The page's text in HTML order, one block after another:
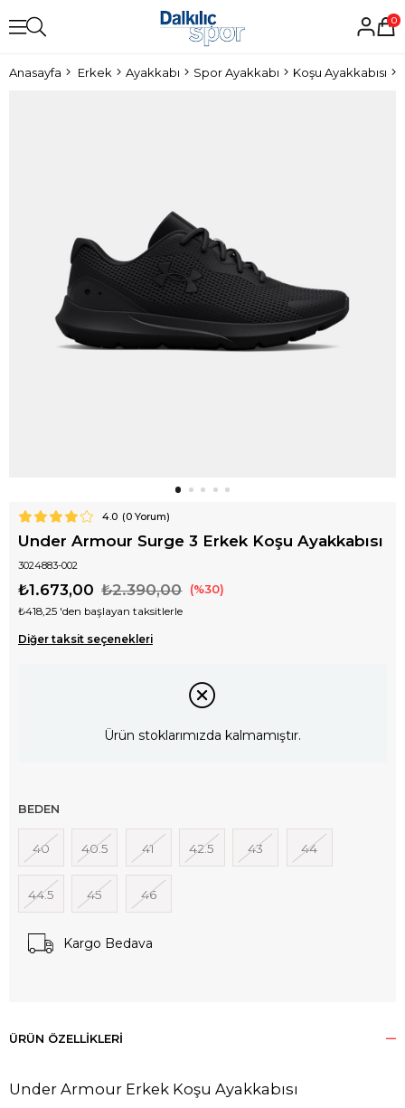
0
Anasayfa Erkek Ayakkabı Spor Ayakkabı Koşu Ayakkabısı
4.0 (0Yorum)
Under Armour Surge 3 Erkek Koşu Ayakkabısı
3024883-002
₺2.390,00
₺1.673,00 30
₺418,25 'den başlayan taksitlerle
Diğer taksit seçenekleri
Ürün stoklarımızda kalmamıştır.
BEDEN
40 40.5 41 42.5 43 44
44.5 45 46
Kargo Bedava
ÜRÜN ÖZELLIKLERI
Under Armour Erkek Koşu Ayakkabısı